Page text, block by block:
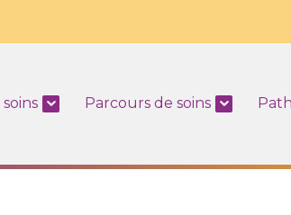
Parcours de soins